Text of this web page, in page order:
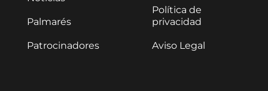
Palmarés
Patrocinadores
Política de
privacidad
Aviso Legal